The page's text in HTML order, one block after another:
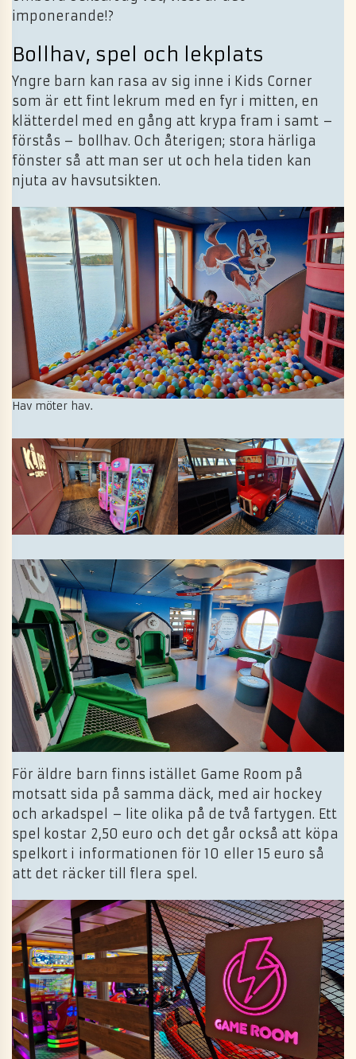
imponerande!?
Bollhav, spel och lekplats
Yngre barn kan rasa av sig inne i Kids Corner
som är ett fint lekrum med en fyr i mitten, en
klätterdel med en gång att krypa fram i samt –
förstås – bollhav. Och återigen; stora härliga
fönster så att man ser ut och hela tiden kan
njuta av havsutsikten.
Hav möter hav.
För äldre barn finns istället Game Room på
motsatt sida på samma däck, med air hockey
och arkadspel – lite olika på de två fartygen. Ett
spel kostar 2,50 euro och det går också att köpa
spelkort i informationen för 10 eller 15 euro så
att det räcker till flera spel.